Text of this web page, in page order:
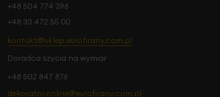
+48 504 774 396
+48 33 472 55 00
kontakt@sklep.eurofirany.com.pl
Doradca szycia na wymiar
+48 502 847 876
dekorator.online@eurofirany.com.pl